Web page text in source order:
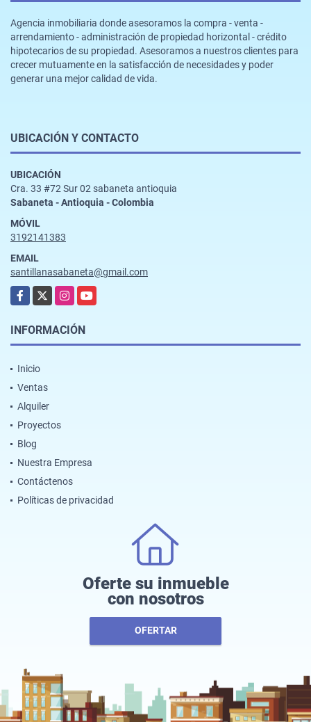
Agencia inmobiliaria donde asesoramos la compra - venta -
arrendamiento - administración de propiedad horizontal - crédito
hipotecarios de su propiedad. Asesoramos a nuestros clientes para
crecer mutuamente en la satisfacción de necesidades y poder
generar una mejor calidad de vida.
UBICACIÓN Y CONTACTO
UBICACIÓN
Cra. 33 #72 Sur 02 sabaneta antioquia
Sabaneta - Antioquia - Colombia
MÓVIL
3192141383
EMAIL
santillanasabaneta@gmail.com
Facebook
X InstagramYouTube
INFORMACIÓN
Inicio
Ventas
Alquiler
Proyectos
Blog
Nuestra Empresa
Contáctenos
Políticas de privacidad
Oferte su inmueble
con nosotros
OFERTAR